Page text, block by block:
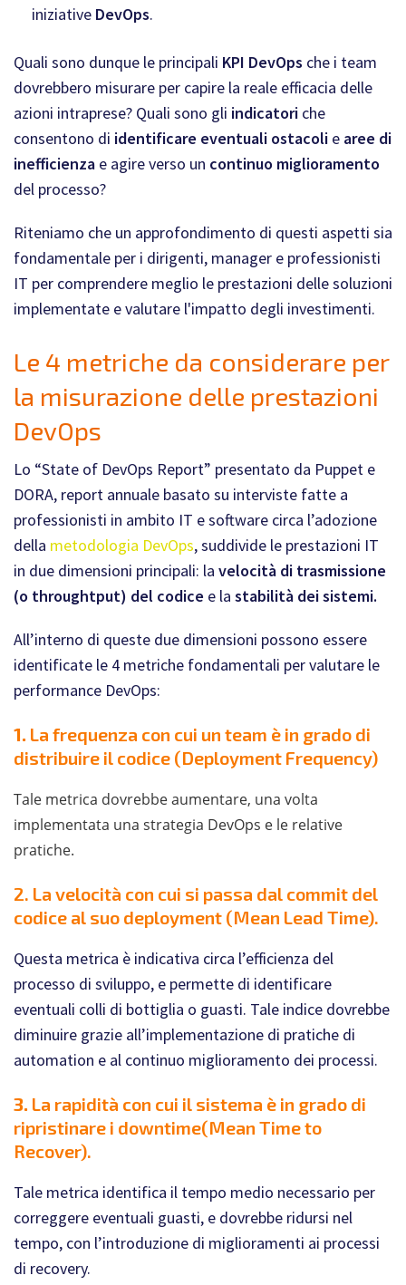
iniziative DevOps.
Quali sono dunque le principali KPI DevOps che i team
dovrebbero misurare per capire la reale efficacia delle
azioni intraprese? Quali sono gli indicatori che
consentono di identificare eventuali ostacoli e aree di
inefficienza e agire verso un continuo miglioramento
del processo?
Riteniamo che un approfondimento di questi aspetti sia
fondamentale per i dirigenti, manager e professionisti
IT per comprendere meglio le prestazioni delle soluzioni
implementate e valutare l'impatto degli investimenti.
Le 4 metriche da considerare per
la misurazione delle prestazioni
DevOps
Lo “State of DevOps Report” presentato da Puppet e
DORA, report annuale basato su interviste fatte a
professionisti in ambito IT e software circa l’adozione
della metodologia DevOps, suddivide le prestazioni IT
in due dimensioni principali: la velocità di trasmissione
(o throughtput) del codice e la stabilità dei sistemi.
All’interno di queste due dimensioni possono essere
identificate le 4 metriche fondamentali per valutare le
performance DevOps:
1. La frequenza con cui un team è in grado di
distribuire il codice (Deployment Frequency)
Tale metrica dovrebbe aumentare, una volta
implementata una strategia DevOps e le relative
pratiche.
2. La velocità con cui si passa dal commit del
codice al suo deployment (Mean Lead Time).
Questa metrica è indicativa circa l’efficienza del
processo di sviluppo, e permette di identificare
eventuali colli di bottiglia o guasti. Tale indice dovrebbe
diminuire grazie all’implementazione di pratiche di
automation e al continuo miglioramento dei processi.
3. La rapidità con cui il sistema è in grado di
ripristinare i downtime(Mean Time to
Recover).
Tale metrica identifica il tempo medio necessario per
correggere eventuali guasti, e dovrebbe ridursi nel
tempo, con l’introduzione di miglioramenti ai processi
di recovery.